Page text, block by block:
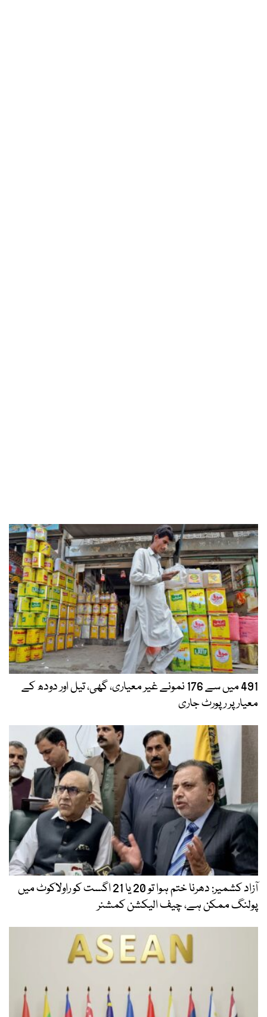
491 میں سے 176 نمونے غیر معیاری، گھی، تیل اور دودھ کے
معیار پر رپورٹ جاری
آزاد کشمیر: دھرنا ختم ہوا تو 20 یا 21 اگست کو راولاکوٹ میں
پولنگ ممکن ہے، چیف الیکشن کمشنر